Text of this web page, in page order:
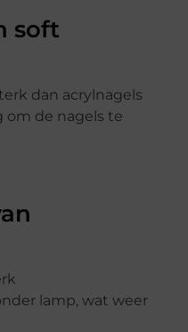
soft
dan acrylnagels
om de nagels te
lamp, wat weer